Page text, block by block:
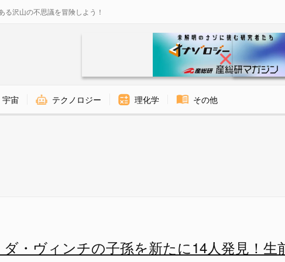
沢山の不思議を冒険しよう！
宇宙 テクノロジー 理化学 その他
・ヴィンチの子孫を新たに14人発見！生